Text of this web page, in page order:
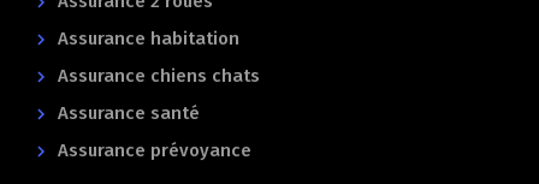
Assurance habitation
Assurance chiens chats
Assurance santé
Assurance prévoyance